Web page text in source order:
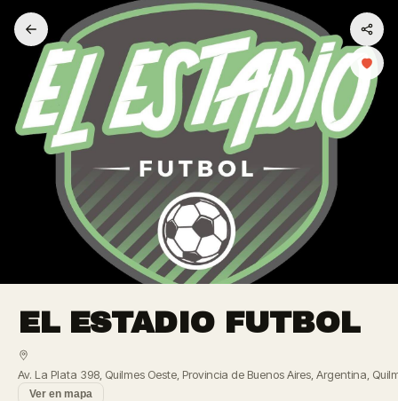
EL ESTADIO FUTBOL
Av. La Plata 398, Quilmes Oeste, Provincia de Buenos Aires, Argentina,
Ver en mapa